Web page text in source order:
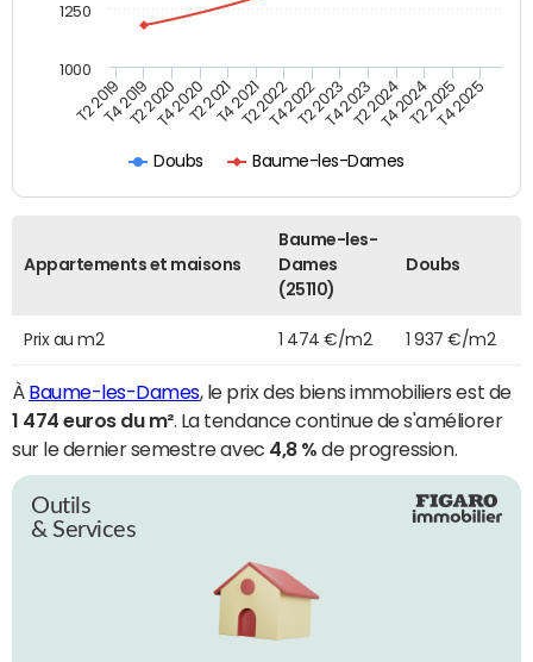
Doubs Baume-les-Dames
T2 2019T4 2019T2 2020T4 2020T2 2021T4 2021T2 2022T4 2022T2 2023T4 2023T2 2024T4 2024T2 2025T4 2025
1000
1250
Appartements et maisons
Baume-les-
Dames
(25110)
Doubs
Prix au m2 1 474 €/m2 1 937 €/m2
À Baume-les-Dames, le prix des biens immobiliers est de
1 474 euros du m². La tendance continue de s'améliorer
sur le dernier semestre avec 4,8 % de progression.
Outils
& Services